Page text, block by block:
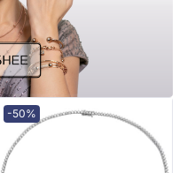
-50%